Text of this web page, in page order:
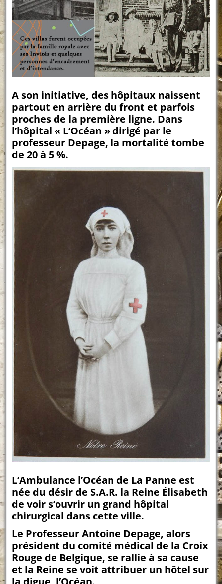
A son initiative, des hôpitaux naissent
partout en arrière du front et parfois
proches de la première ligne. Dans
l’hôpital « L’Océan » dirigé par le
professeur Depage, la mortalité tombe
de 20 à 5 %.
L’Ambulance l’Océan de La Panne est
née du désir de S.A.R. la Reine Élisabeth
de voir s’ouvrir un grand hôpital
chirurgical dans cette ville.
Le Professeur Antoine Depage, alors
président du comité médical de la Croix
Rouge de Belgique, se rallie à sa cause
et la Reine se voit attribuer un hôtel sur
la digue, l’Océan.